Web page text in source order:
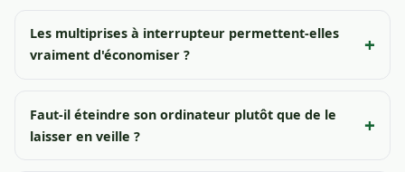
Les multiprises à interrupteur permettent-elles
vraiment d'économiser ?
Faut-il éteindre son ordinateur plutôt que de le
laisser en veille ?